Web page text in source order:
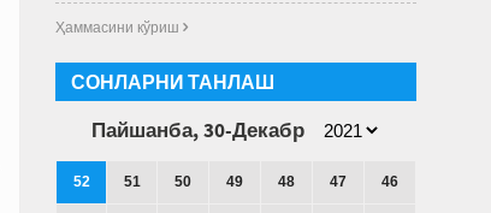
Ҳаммасини кўриш 
СОНЛАРНИ ТАНЛАШ
Пайшанба, 30-Декабр
52 51 50 49 48 47 46